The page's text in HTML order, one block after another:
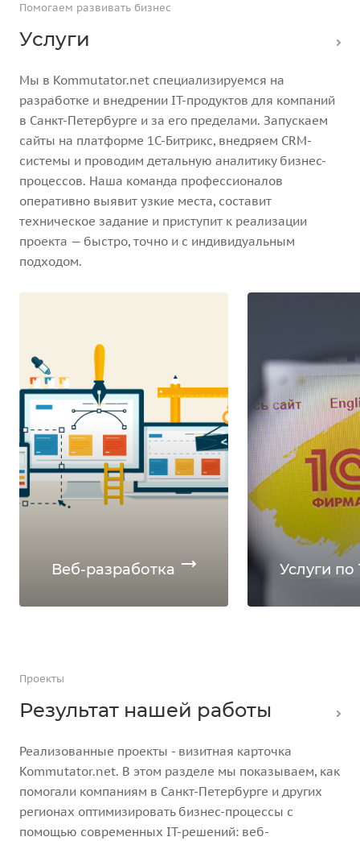
Помогаем развивать бизнес
Услуги
Мы в Kommutator.net специализируемся на
разработке и внедрении IT-продуктов для компаний
в Санкт-Петербурге и за его пределами. Запускаем
сайты на платформе 1С-Битрикс, внедряем CRM-
системы и проводим детальную аналитику бизнес-
процессов. Наша команда профессионалов
оперативно выявит узкие места, составит
техническое задание и приступит к реализации
проекта — быстро, точно и с индивидуальным
подходом.
Веб-разработка Услуги по
Проекты
Результат нашей работы
Реализованные проекты - визитная карточка
Kommutator.net. В этом разделе мы показываем, как
помогали компаниям в Санкт-Петербурге и других
регионах оптимизировать бизнес-процессы с
помощью современных IT-решений: веб-